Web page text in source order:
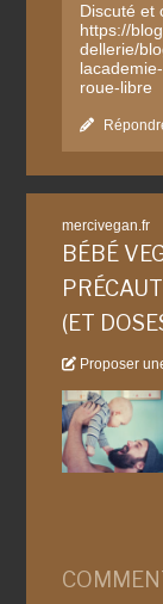
Discuté et
https://
dellerie/
roue-libre
mercivegan.fr
BÉBÉ
(ET
Proposer